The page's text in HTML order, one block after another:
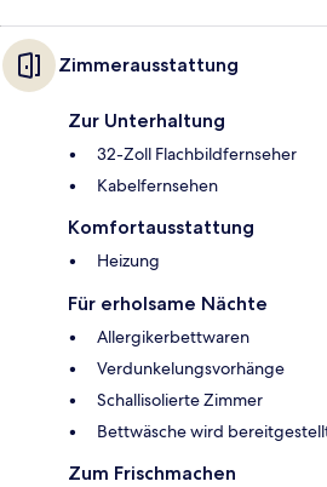
Zimmerausstattung
Zur Unterhaltung
32-Zoll Flachbildfernseher
Kabelfernsehen
Komfortausstattung
Heizung
Für erholsame Nächte
Allergikerbettwaren
Verdunkelungsvorhänge
Schallisolierte Zimmer
Bettwäsche wird
Zum Frischmachen